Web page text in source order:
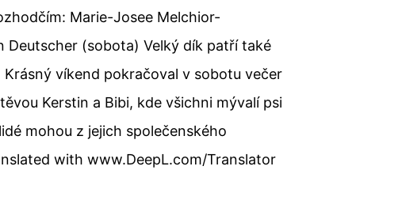
Marie-Josee Melchior-
Deutscher (sobota) Velký dík patří také
víkend pokračoval v sobotu večer
Kerstin a Bibi, kde všichni mývalí psi
mohou z jejich společenského
with www.DeepL.com/Translator